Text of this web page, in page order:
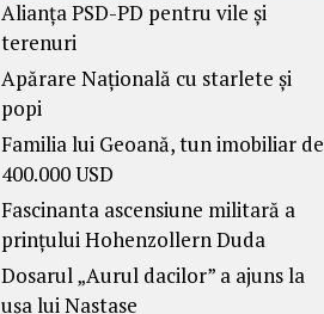
Alianța PSD-PD pentru vile și
terenuri
Apărare Națională cu starlete și
popi
Familia lui Geoană, tun imobiliar de
400.000 USD
Fascinanta ascensiune militară a
prințului Hohenzollern Duda
Dosarul „Aurul dacilor” a ajuns la
ușa lui Nastase